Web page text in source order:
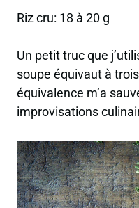
Riz cru: 18 à 20 g
Un petit truc que
soupe équivaut à
équivalence m’a
improvisations